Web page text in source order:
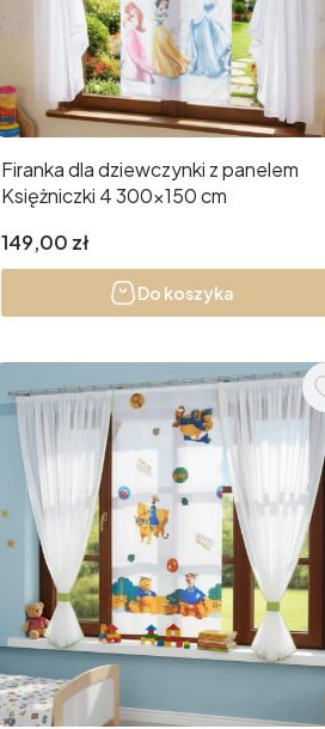
Firanka dla dziewczynki z panelem
Księżniczki 4 300x150 cm
Cena
149,00 zł
Do koszyka